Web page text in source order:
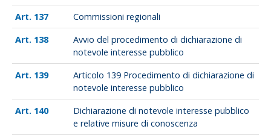
137
Commissioni regionali
138
Avvio del procedimento di dichiarazione di
notevole interesse pubblico
139
Articolo 139 Procedimento di dichiarazione di
notevole interesse pubblico
140
Dichiarazione di notevole interesse pubblico
e relative misure di conoscenza